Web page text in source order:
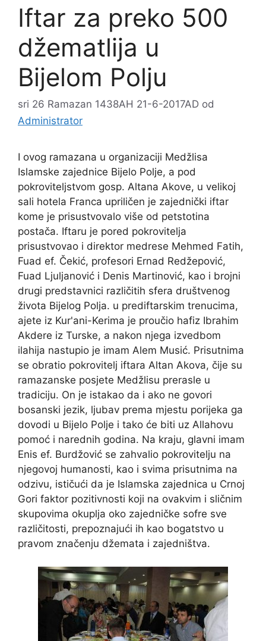
Iftar za preko 500
džematlija u
Bijelom Polju
sri 26 Ramazan 1438AH 21-6-2017AD od
Administrator
I ovog ramazana u organizaciji Medžlisa
Islamske zajednice Bijelo Polje, a pod
pokroviteljstvom gosp. Altana Akove, u velikoj
sali hotela Franca upriličen je zajednički iftar
kome je prisustvovalo više od petstotina
postača. Iftaru je pored pokrovitelja
prisustvovao i direktor medrese Mehmed Fatih,
Fuad ef. Čekić, profesori Ernad Redžepović,
Fuad Ljuljanović i Denis Martinović, kao i brojni
drugi predstavnici različitih sfera društvenog
života Bijelog Polja. u prediftarskim trenucima,
ajete iz Kur'ani-Kerima je proučio hafiz Ibrahim
Akdere iz Turske, a nakon njega izvedbom
ilahija nastupio je imam Alem Musić. Prisutnima
se obratio pokrovitelj iftara Altan Akova, čije su
ramazanske posjete Medžlisu prerasle u
tradiciju. On je istakao da i ako ne govori
bosanski jezik, ljubav prema mjestu porijeka ga
dovodi u Bijelo Polje i tako će biti uz Allahovu
pomoć i narednih godina. Na kraju, glavni imam
Enis ef. Burdžović se zahvalio pokrovitelju na
njegovoj humanosti, kao i svima prisutnima na
odzivu, ističući da je Islamska zajednica u Crnoj
Gori faktor pozitivnosti koji na ovakvim i sličnim
skupovima okuplja oko zajedničke sofre sve
različitosti, prepoznajući ih kao bogatstvo u
pravom značenju džemata i zajedništva.